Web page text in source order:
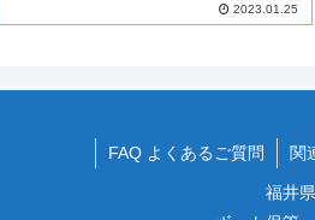
2023.01.25
FAQ よくあるご質問 関
福井